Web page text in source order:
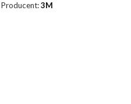
Producent:3M